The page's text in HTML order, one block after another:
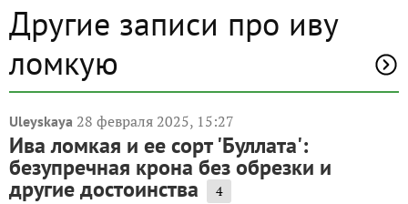
Другие записи про иву
ломкую
Uleyskaya 28 февраля 2025, 15:27
Ива ломкая и ее сорт 'Буллата':
безупречная крона без обрезки и
другие достоинства 4